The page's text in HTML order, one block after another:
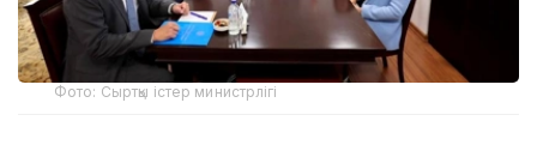
Фото: Сыртқы істер министрлігі